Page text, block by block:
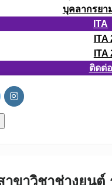
บุคลากรย
ITA
ITA
ITA
ติดต่อ
ขาวิชาช่างยนต์